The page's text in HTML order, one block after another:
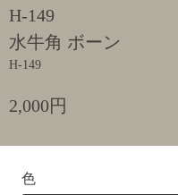
H-149
水牛角 ボーン
H-149
2,000円
色